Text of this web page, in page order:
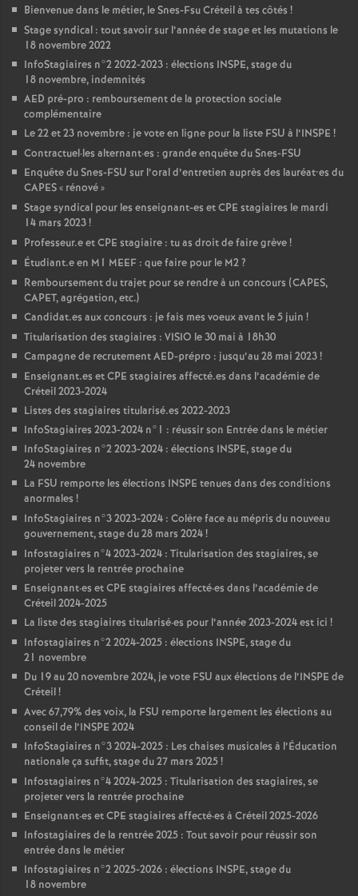
Bienvenue dans le métier, le Snes-Fsu Créteil à tes côtés !
Stage syndical : tout savoir sur l’année de stage et les mutations le
18 novembre 2022
InfoStagiaires n°2 2022-2023 : élections INSPE, stage du
18 novembre, indemnités
AED pré-pro : remboursement de la protection sociale
complémentaire
Le 22 et 23 novembre : je vote en ligne pour la liste FSU à l’INSPE !
Contractuel·les alternant·es : grande enquête du Snes-FSU
Enquête du Snes-FSU sur l’oral d’entretien auprès des lauréat•es du
CAPES« rénové»
Stage syndical pour les enseignant-es etCPE stagiaires le mardi
14 mars 2023!
Professeur.e etCPE stagiaire : tu as droit de faire grève!
Étudiant.e en M1 MEEF : que faire pour le M2?
Remboursement du trajet pour se rendre à un concours (CAPES,
CAPET, agrégation, etc.)
Candidat.es aux concours : je fais mes voeux avant le 5 juin !
Titularisation des stagiaires : VISIO le 30 mai à 18h30
Campagne de recrutementAED-prépro : jusqu’au 28 mai 2023!
Enseignant.es etCPE stagiaires affecté.es dans l’académie de
Créteil 2023-2024
Listes des stagiaires titularisé.es 2022-2023
InfoStagiaires 2023-2024 n°1 : réussir son Entrée dans le métier
InfoStagiaires n°2 2023-2024 : élections INSPE, stage du
24 novembre
La FSU remporte les élections INSPE tenues dans des conditions
anormales !
InfoStagiaires n°3 2023-2024 : Colère face au mépris du nouveau
gouvernement, stage du 28 mars 2024!
Infostagiaires n°4 2023-2024 : Titularisation des stagiaires, se
projeter vers la rentrée prochaine
Enseignant·es etCPE stagiaires affecté·es dans l’académie de
Créteil 2024-2025
La liste des stagiaires titularisé·es pour l’année 2023-2024 est ici !
Infostagiaires n°2 2024-2025 : élections INSPE, stage du
21 novembre
Du 19 au 20 novembre 2024, je vote FSU aux élections de l’INSPE de
Créteil!
Avec 67,79% des voix, la FSU remporte largement les élections au
conseil de l’INSPE 2024
InfoStagiaires n°3 2024-2025 : Les chaises musicales à l’Éducation
nationale ça suffit, stage du 27 mars 2025!
Infostagiaires n°4 2024-2025 : Titularisation des stagiaires, se
projeter vers la rentrée prochaine
Enseignant·es etCPE stagiaires affecté·es à Créteil 2025-2026
Infostagiaires de la rentrée 2025 : Tout savoir pour réussir son
entrée dans le métier
Infostagiaires n°2 2025-2026 : élections INSPE, stage du
18 novembre